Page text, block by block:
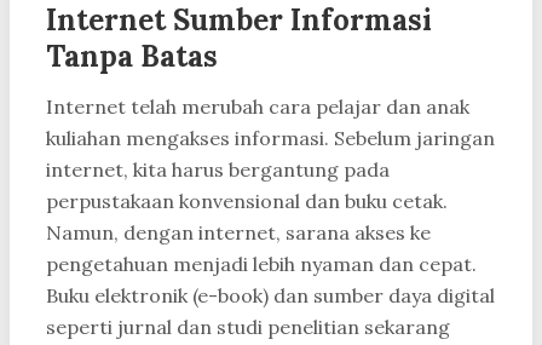
Internet Sumber Informasi
Tanpa Batas
Internet telah merubah cara pelajar dan anak
kuliahan mengakses informasi. Sebelum jaringan
internet, kita harus bergantung pada
perpustakaan konvensional dan buku cetak.
Namun, dengan internet, sarana akses ke
pengetahuan menjadi lebih nyaman dan cepat.
Buku elektronik (e-book) dan sumber daya digital
seperti jurnal dan studi penelitian sekarang